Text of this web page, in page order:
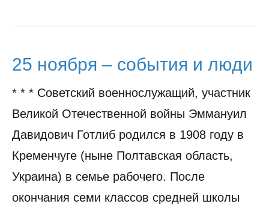
25 ноября – события и люди
* * * Советский военнослужащий, участник
Великой Отечественной войны Эммануил
Давидович Готлиб родился в 1908 году в
Кременчуге (ныне Полтавская область,
Украина) в семье рабочего. После
окончания семи классов средней школы